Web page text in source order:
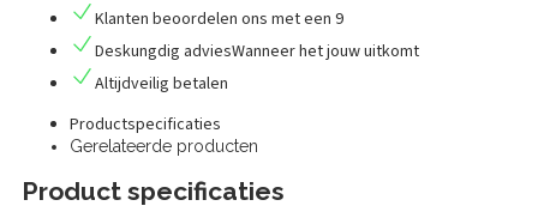
Klanten beoordelen ons met een 9
Deskungdig adviesWanneer het jouw uitkomt
Altijdveilig betalen
Productspecificaties
Gerelateerde producten
Product specificaties